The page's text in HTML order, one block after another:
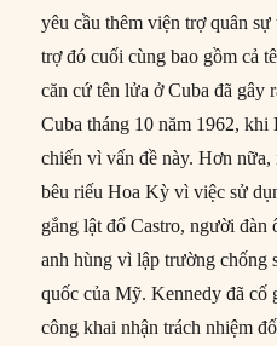
yêu cầu thêm viện trợ quân
trợ đó cuối cùng bao gồm cả
căn cứ tên lửa ở Cuba đã gây
Cuba tháng 10 năm 1962,
chiến vì vấn đề này. Hơn
bêu riếu Hoa Kỳ vì việc sử
gắng lật đổ Castro, người
anh hùng vì lập trường chống
quốc của Mỹ. Kennedy đã cố
công khai nhận trách nhiệm